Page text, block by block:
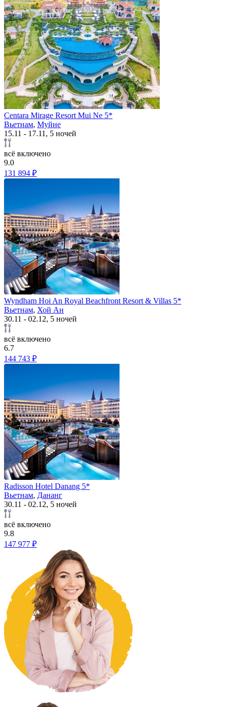
Centara Mirage Resort Mui Ne 5*
Вьетнам, Муйне
15.11 - 17.11, 5 ночей
всё включено
9.0
131 894 ₽
Wyndham Hoi An Royal Beachfront Resort & Villas 5*
Вьетнам, Хой Ан
30.11 - 02.12, 5 ночей
всё включено
6.7
144 743 ₽
Radisson Hotel Danang 5*
Вьетнам, Дананг
30.11 - 02.12, 5 ночей
всё включено
9.8
147 977 ₽